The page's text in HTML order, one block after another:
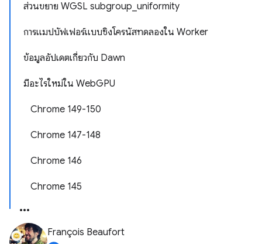
ส่วนขยาย WGSL subgroup_uniformity
การแมปบัฟเฟอร์แบบซิงโครนัสทดลองใน Worker
ข้อมูลอัปเดตเกี่ยวกับ Dawn
มีอะไรใหม่ใน WebGPU
Chrome 149-150
Chrome 147-148
Chrome 146
Chrome 145
François Beaufort